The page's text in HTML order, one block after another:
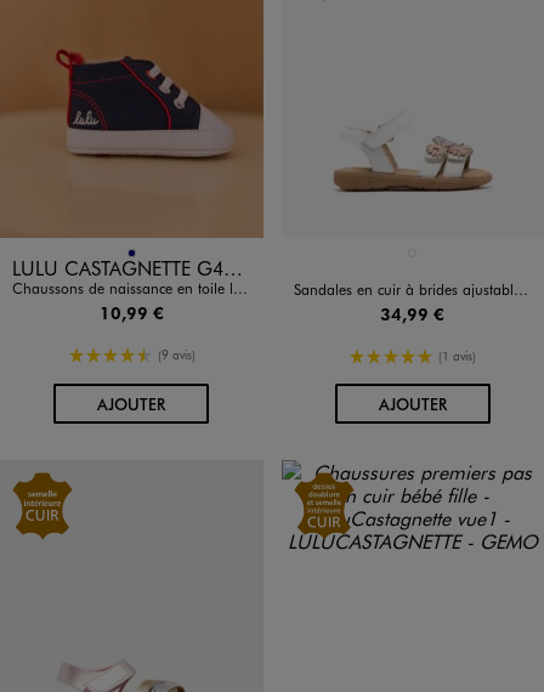
Disponible en 1 coloris
MARINE LULU CASTAGNETTE G4G D
Chaussons de naissance en toile look tennis bébé - LuluCastagnette
10,99 €
4.5/5 de moyenne
(9 avis)
AJOUTERAU PANIER
Sandales en cuir à brides ajustables bébé fille - NA!
34,99 €
5/5 de moyenne
(1 avis)
AJOUTERAU PANIER